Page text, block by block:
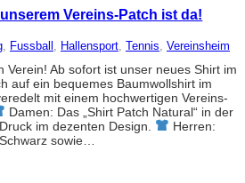
Vereins-Patch ist da!
, Fussball , Hallensport, Tennis, Vereinsheim
Verein! Ab sofort ist unser neues Shirt im
auf ein bequemes Baumwollshirt im
mit einem hochwertigen Vereins-
Damen: Das „Shirt Patch Natural“ in der
im dezenten Design.
Herren:
sowie…